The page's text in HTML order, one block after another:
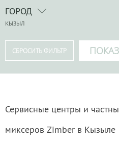
ГОРОД
КЫЗЫЛ
Сервисные центры и
миксеров Zimber в Кызыле